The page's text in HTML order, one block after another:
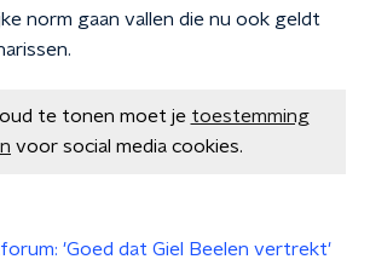
norm gaan vallen die nu ook geldt
te tonen moet je toestemming
voor social media cookies.
'Goed dat Giel Beelen vertrekt'